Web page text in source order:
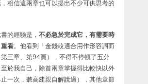
相信這兩章也可以提出不少可供思考的
的經驗是， 不必急於完成它，有需要時
看。他看到「金錢較適合用作形容詞而
三章、第94頁），不得不停頓了五分
於我自己，除首兩章掌握得比較快以外
止一次，聽高建親自解說過），其他章節